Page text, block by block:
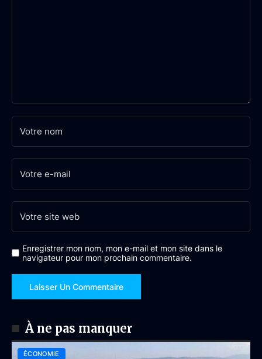
Enregistrer mon nom, mon e-mail et mon site dans le
navigateur pour mon prochain commentaire.
À ne pas manquer
ÉCONOMIE